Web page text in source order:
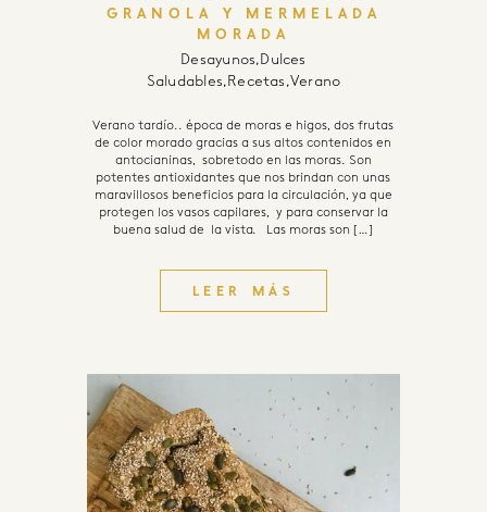
GRANOLA Y MERMELADA
MORADA
Desayunos,Dulces
Saludables,Recetas,Verano
Verano tardío.. época de moras e higos, dos frutas
de color morado gracias a sus altos contenidos en
antocianinas, sobretodo en las moras. Son
potentes antioxidantes que nos brindan con unas
maravillosos beneficios para la circulación, ya que
protegen los vasos capilares, y para conservar la
buena salud de la vista. Las moras son […]
LEER MÁS